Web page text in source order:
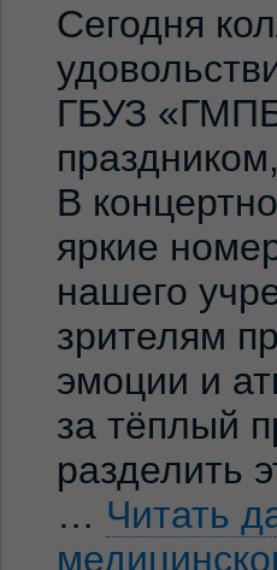
Сегодня
ГБУЗ
В
яркие
нашего
зрителям
эмоции и
за тёплый
разделить
… Читать